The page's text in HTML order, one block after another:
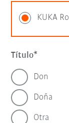
KUKA
Título
Don
Doña
Otra